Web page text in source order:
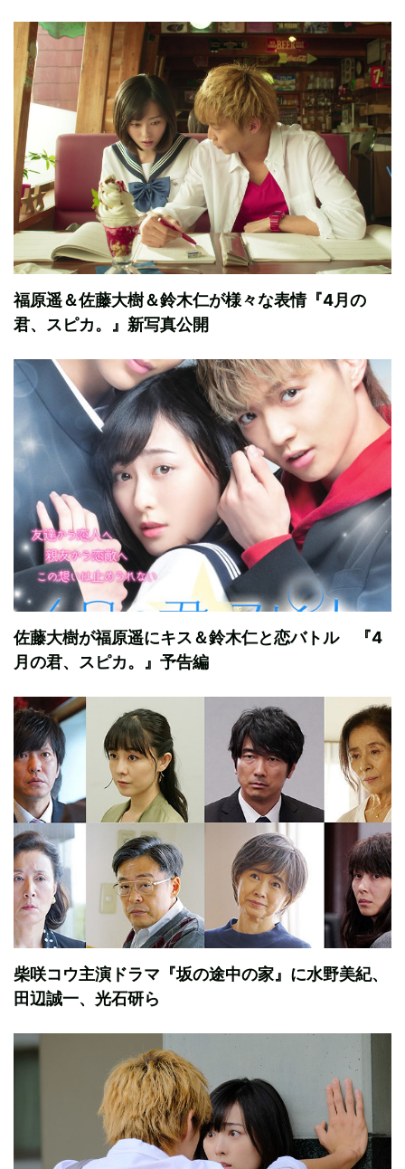
福原遥＆佐藤大樹＆鈴木仁が様々な表情『4月の
君、スピカ。』新写真公開
佐藤大樹が福原遥にキス＆鈴木仁と恋バトル 『4
月の君、スピカ。』予告編
柴咲コウ主演ドラマ『坂の途中の家』に水野美紀、
田辺誠一、光石研ら